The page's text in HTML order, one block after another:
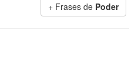
+ Frases de Poder